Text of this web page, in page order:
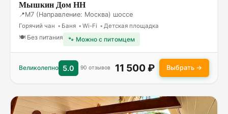
Мышкин Дом НН
М7 (Направление: Москва) шоссе
Горячий чан Баня Wi-Fi Детская площадка
🍽 Без питания 🐾 Можно с питомцем
Великолепно 5.0 90 отзывов 11 500 ₽ Выбрать →